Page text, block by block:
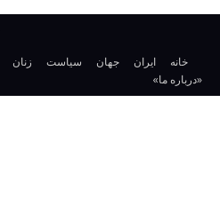
خانه ایران جهان سیاست زنان
«درباره ما»